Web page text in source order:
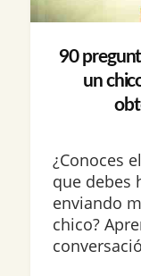
90
un
¿Conoces
que debes
enviando
chico?